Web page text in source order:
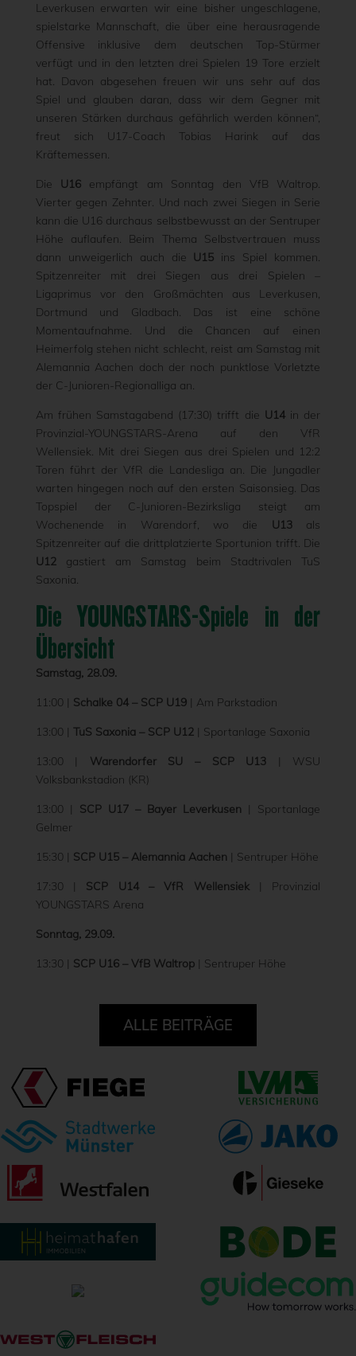
Leverkusen erwarten wir eine bisher ungeschlagene,
spielstarke Mannschaft, die über eine herausragende
Offensive inklusive dem deutschen Top-Stürmer
verfügt und in den letzten drei Spielen 19 Tore erzielt
hat. Davon abgesehen freuen wir uns sehr auf das
Spiel und glauben daran, dass wir dem Gegner mit
unseren Stärken durchaus gefährlich werden können“,
freut sich U17-Coach Tobias Harink auf das
Kräftemessen.
Die U16 empfängt am Sonntag den VfB Waltrop.
Vierter gegen Zehnter. Und nach zwei Siegen in Serie
kann die U16 durchaus selbstbewusst an der Sentruper
Höhe auflaufen. Beim Thema Selbstvertrauen muss
dann unweigerlich auch die U15 ins Spiel kommen.
Spitzenreiter mit drei Siegen aus drei Spielen –
Ligaprimus vor den Großmächten aus Leverkusen,
Dortmund und Gladbach. Das ist eine schöne
Momentaufnahme. Und die Chancen auf einen
Heimerfolg stehen nicht schlecht, reist am Samstag mit
Alemannia Aachen doch der noch punktlose Vorletzte
der C-Junioren-Regionalliga an.
Am frühen Samstagabend (17:30) trifft die U14in der
Provinzial-YOUNGSTARS-Arena auf den VfR
Wellensiek. Mit drei Siegen aus drei Spielen und 12:2
Toren führt der VfR die Landesliga an. Die Jungadler
warten hingegen noch auf den ersten Saisonsieg. Das
Topspiel der C-Junioren-Bezirksliga steigt am
Wochenende in Warendorf, wo die U13als
Spitzenreiter auf die drittplatzierte Sportunion trifft. Die
U12gastiert am Samstag beim Stadtrivalen TuS
Saxonia.
Die YOUNGSTARS-Spiele in der
Übersicht
Samstag, 28.09.
11:00 | Schalke 04 – SCP U19| Am Parkstadion
13:00 | TuS Saxonia – SCP U12| Sportanlage Saxonia
13:00 | Warendorfer SU – SCP U13 | WSU
Volksbankstadion (KR)
13:00 | SCP U17 – Bayer Leverkusen | Sportanlage
Gelmer
15:30 | SCP U15 – Alemannia Aachen | Sentruper Höhe
17:30 | SCP U14 – VfR Wellensiek| Provinzial
YOUNGSTARS Arena
Sonntag, 29.09.
13:30 | SCP U16 – VfB Waltrop| Sentruper Höhe
ALLE BEITRÄGE